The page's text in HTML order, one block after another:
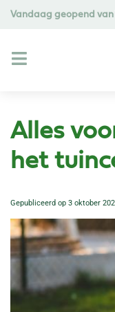
Vandaag geopend van
Alles
het
Gepubliceerd op 3 oktober